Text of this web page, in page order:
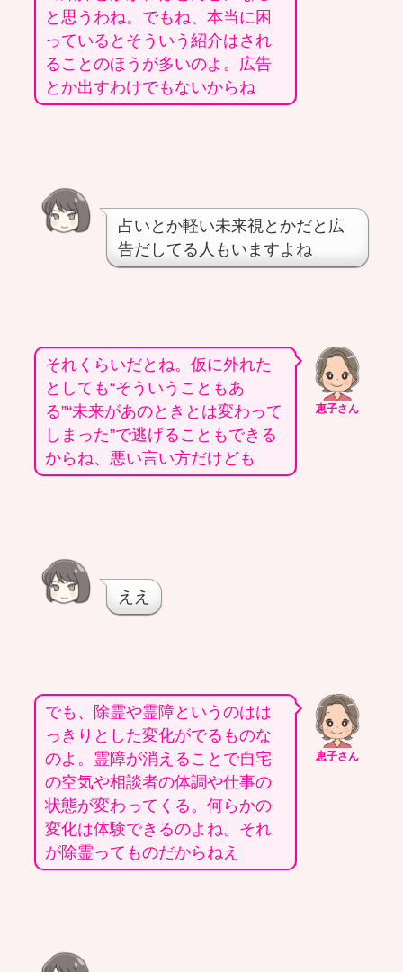
と思うわね。でもね、本当に困
っているとそういう紹介はされ
ることのほうが多いのよ。広告
とか出すわけでもないからね
占いとか軽い未来視とかだと広
告だしてる人もいますよね
恵子さん
それくらいだとね。仮に外れた
としても“そういうこともあ
る”“未来があのときとは変わって
しまった”で逃げることもできる
からね、悪い言い方だけども
ええ
恵子さん
でも、除霊や霊障というのはは
っきりとした変化がでるものな
のよ。霊障が消えることで自宅
の空気や相談者の体調や仕事の
状態が変わってくる。何らかの
変化は体験できるのよね。それ
が除霊ってものだからねえ